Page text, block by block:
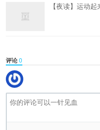
【夜读】运动
评论0